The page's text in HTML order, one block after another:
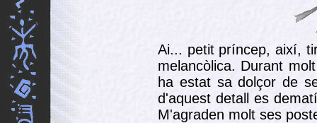
Ai... petit príncep, així,
melancòlica. Durant
ha estat sa dolçor de
d'aquest detall es
M'agraden molt ses